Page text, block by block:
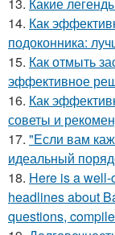
14. Как
подоконника:
15. Как отмыть
эффективное
16. Как
советы и
17. "Если вам
идеальный
18. Here is a
headlines about
questions,